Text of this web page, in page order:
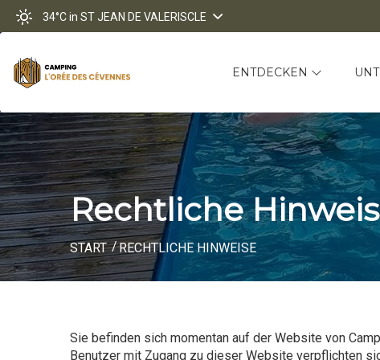
34°Cin ST JEAN DE VALERISCLE
ENTDECKEN
Rechtliche
START RECHTLICHE HINWEISE
Sie befinden sich momentan auf der Website von
Benutzer mit Zugang zu dieser Website verpflichten